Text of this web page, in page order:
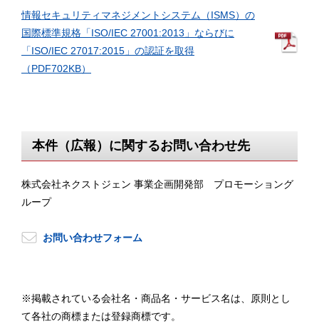
情報セキュリティマネジメントシステム（ISMS）の
国際標準規格「ISO/IEC 27001:2013」ならびに
「ISO/IEC 27017:2015」の認証を取得
（PDF702KB）
本件（広報）に関するお問い合わせ先
株式会社ネクストジェン 事業企画開発部 プロモーショング
ループ
お問い合わせフォーム
※掲載されている会社名・商品名・サービス名は、原則とし
て各社の商標または登録商標です。